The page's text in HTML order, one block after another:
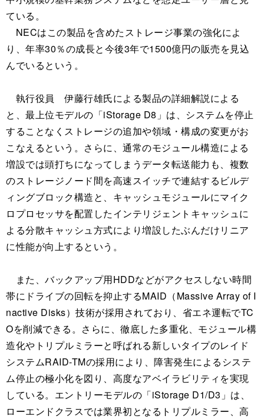
ている。
NECはこの製品を含めたストレージ事業の強化によ
り、年率30％の成長と今後3年で1500億円の販売を見込
んでいるという。
執行役員 伊藤行雄氏による製品の詳細解説による
と、最上位モデルの「iStorage D8」は、システムを停止
することなくストレージの追加や領域・構成の変更がお
こなえるという。さらに、通常のモジュール構造による
増設では頭打ちになってしまうデータ転送能力も、複数
のストレージノード間を高速スイッチで連結するビルデ
ィングブロック構造と、キャッシュモジュールにマイク
ロプロセッサを配置したインテリジェントキャッシュに
よる分散キャッシュ方式により増設したぶんだけリニア
に性能が向上するという。
また、バックアップ用HDDなどがアクセスしない時間
帯にドライブの回転を抑止するMAID（Massive Array of I
nactive Disks）技術が採用されており、省エネ運転でTC
Oを削減できる。さらに、徹底した多重化、モジュール構
造化やトリプルミラーと呼ばれる新しいタイプのレイド
システムRAID-TMの採用により、障害発生によるシステ
ム停止の極小化を図り、高度なアベイラビリティを実現
している。エントリーモデルの「iStorage D1/D3」は、
ローエンドクラスでは業界初となるトリプルミラー、高